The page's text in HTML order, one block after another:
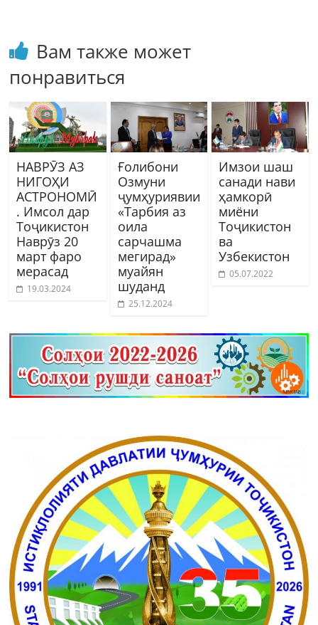
Вам также может
понравиться
НАВРӮЗ АЗ
НИГОҲИ
АСТРОНОМӢ
. Имсол дар
Тоҷикистон
Наврӯз 20
март фаро
мерасад
19.03.2024
Ғолибони
Озмуни
ҷумҳуриявии
«Тарбия аз
оила
сарчашма
мегирад»
муайян
шуданд
25.12.2024
Имзои шаш
санади нави
ҳамкорӣ
миёни
Тоҷикистон
ва
Узбекистон
05.07.2022